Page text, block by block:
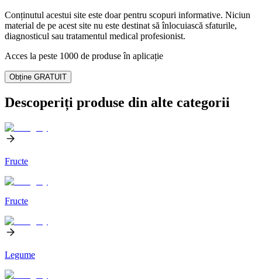
Conținutul acestui site este doar pentru scopuri informative. Niciun
material de pe acest site nu este destinat să înlocuiască sfaturile,
diagnosticul sau tratamentul medical profesionist.
Acces la peste 1000 de produse în aplicație
Obține GRATUIT
Descoperiți produse din alte categorii
Fructe
Fructe
Legume